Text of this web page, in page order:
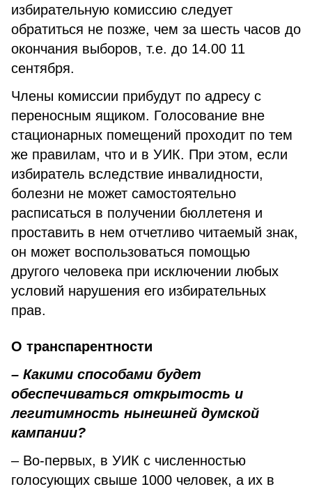
избирательную комиссию следует
обратиться не позже, чем за шесть часов до
окончания выборов, т.е. до 14.00 11
сентября.
Члены комиссии прибудут по адресу с
переносным ящиком. Голосование вне
стационарных помещений проходит по тем
же правилам, что и в УИК. При этом, если
избиратель вследствие инвалидности,
болезни не может самостоятельно
расписаться в получении бюллетеня и
проставить в нем отчетливо читаемый знак,
он может воспользоваться помощью
другого человека при исключении любых
условий нарушения его избирательных
прав.
О транспарентности
– Какими способами будет
обеспечиваться открытость и
легитимность нынешней думской
кампании?
– Во-первых, в УИК с численностью
голосующих свыше 1000 человек, а их в